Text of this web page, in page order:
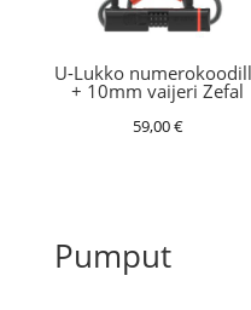
U-Lukko
+ 10mm vaijeri Zefal
59,00€
Pumput